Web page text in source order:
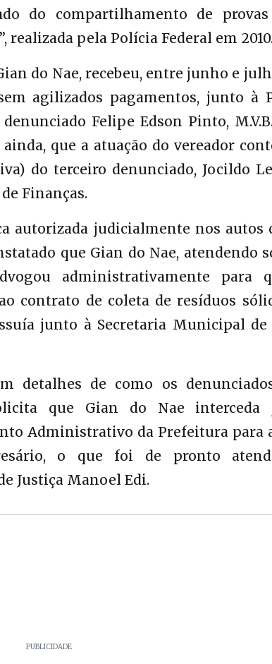
do compartilhamento de provas
realizada pela Polícia Federal em
do Nae, recebeu, entre junho e
agilizados pagamentos, junto à
Felipe Edson Pinto,
que a atuação do vereador
do terceiro denunciado, Jocildo
Finanças.
autorizada judicialmente nos autos
que Gian do Nae, atendendo
administrativamente para
contrato de coleta de resíduos
junto à Secretaria Municipal de
detalhes de como os
que Gian do Nae interceda
Administrativo da Prefeitura para
o que foi de pronto
Justiça Manoel Edi.
PUBLICIDADE